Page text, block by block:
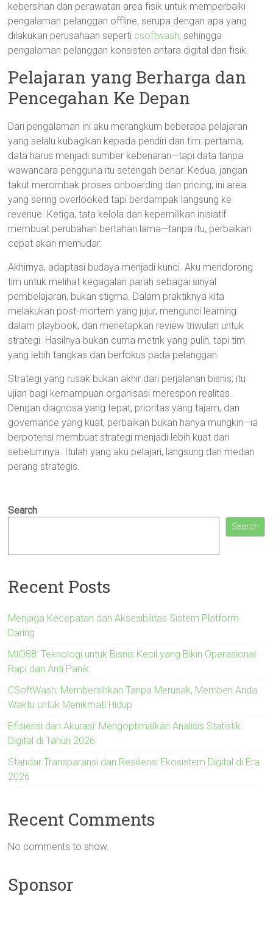
kebersihan dan perawatan area fisik untuk memperbaiki
pengalaman pelanggan offline, serupa dengan apa yang
dilakukan perusahaan seperti csoftwash, sehingga
pengalaman pelanggan konsisten antara digital dan fisik.
Pelajaran yang Berharga dan
Pencegahan Ke Depan
Dari pengalaman ini aku merangkum beberapa pelajaran
yang selalu kubagikan kepada pendiri dan tim: pertama,
data harus menjadi sumber kebenaran—tapi data tanpa
wawancara pengguna itu setengah benar. Kedua, jangan
takut merombak proses onboarding dan pricing; ini area
yang sering overlooked tapi berdampak langsung ke
revenue. Ketiga, tata kelola dan kepemilikan inisiatif
membuat perubahan bertahan lama—tanpa itu, perbaikan
cepat akan memudar.
Akhirnya, adaptasi budaya menjadi kunci. Aku mendorong
tim untuk melihat kegagalan parah sebagai sinyal
pembelajaran, bukan stigma. Dalam praktiknya kita
melakukan post-mortem yang jujur, mengunci learning
dalam playbook, dan menetapkan review triwulan untuk
strategi. Hasilnya bukan cuma metrik yang pulih, tapi tim
yang lebih tangkas dan berfokus pada pelanggan.
Strategi yang rusak bukan akhir dari perjalanan bisnis; itu
ujian bagi kemampuan organisasi merespon realitas.
Dengan diagnosa yang tepat, prioritas yang tajam, dan
governance yang kuat, perbaikan bukan hanya mungkin—ia
berpotensi membuat strategi menjadi lebih kuat dari
sebelumnya. Itulah yang aku pelajari, langsung dari medan
perang strategis.
Search
Search
Recent Posts
Menjaga Kecepatan dan Aksesibilitas Sistem Platform
Daring
MIO88: Teknologi untuk Bisnis Kecil yang Bikin Operasional
Rapi dan Anti Panik
CSoftWash: Membersihkan Tanpa Merusak, Memberi Anda
Waktu untuk Menikmati Hidup
Efisiensi dan Akurasi: Mengoptimalkan Analisis Statistik
Digital di Tahun 2026
Standar Transparansi dan Resiliensi Ekosistem Digital di Era
2026
Recent Comments
No comments to show.
Sponsor